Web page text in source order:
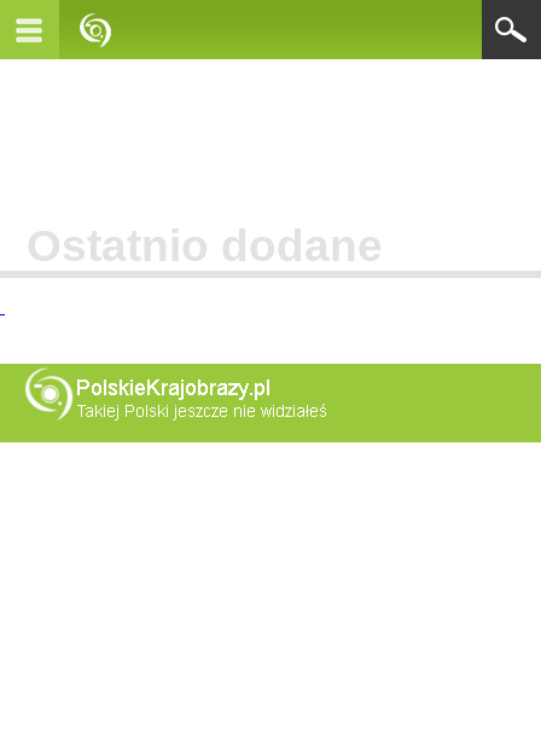
Ostatnio dodane